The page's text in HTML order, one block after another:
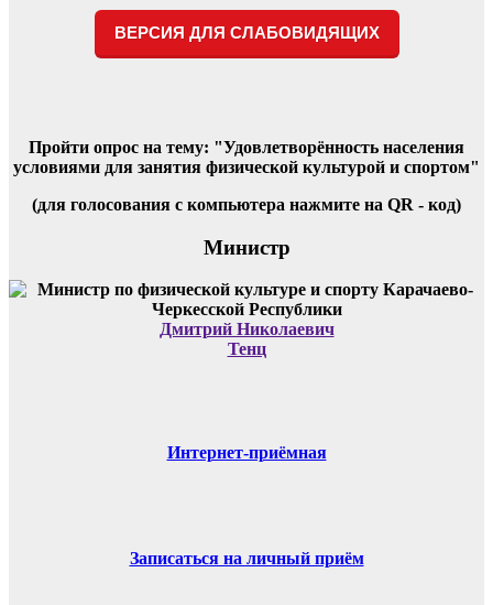
ВЕРСИЯ ДЛЯ СЛАБОВИДЯЩИХ
Пройти опрос на тему: "Удовлетворённость населения
условиями для занятия физической культурой и спортом"
(для голосования с компьютера нажмите на QR - код)
Министр
Дмитрий Николаевич
Тенц
Интернет-приёмная
Записаться на личный приём